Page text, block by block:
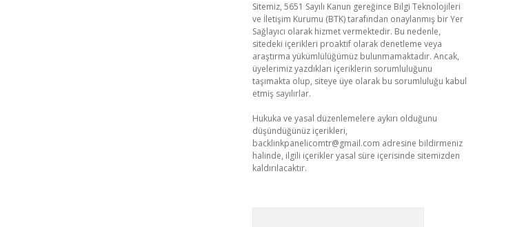
Sitemiz, 5651 Sayılı Kanun gereğince Bilgi Teknolojileri
ve İletişim Kurumu (BTK) tarafından onaylanmış bir Yer
Sağlayıcı olarak hizmet vermektedir. Bu nedenle,
sitedeki içerikleri proaktif olarak denetleme veya
araştırma yükümlülüğümüz bulunmamaktadır. Ancak,
üyelerimiz yazdıkları içeriklerin sorumluluğunu
taşımakta olup, siteye üye olarak bu sorumluluğu kabul
etmiş sayılırlar.
Hukuka ve yasal düzenlemelere aykırı olduğunu
düşündüğünüz içerikleri,
backlinkpanelicomtr@gmail.com adresine bildirmeniz
halinde, ilgili içerikler yasal süre içerisinde sitemizden
kaldırılacaktır.